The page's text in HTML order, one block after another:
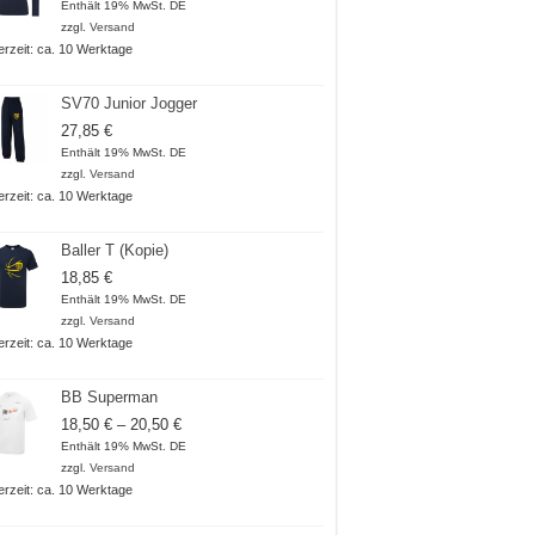
Enthält 19% MwSt. DE
zzgl. Versand
ca. 10 Werktage
SV70 Junior Jogger
27,85 €
Enthält 19% MwSt. DE
zzgl. Versand
ca. 10 Werktage
Baller T (Kopie)
18,85 €
Enthält 19% MwSt. DE
zzgl. Versand
ca. 10 Werktage
BB Superman
18,50 € – 20,50 €Preisspanne:
18,50 €
Enthält 19% MwSt. DE
zzgl. Versand
ca. 10 Werktage